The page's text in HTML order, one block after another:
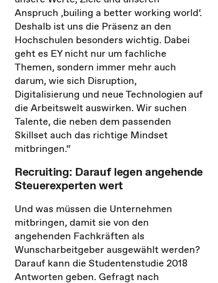
Anspruch ‚builing a better working world‘.
Deshalb ist uns die Präsenz an den
Hochschulen besonders wichtig. Dabei
geht es EY nicht nur um fachliche
Themen, sondern immer mehr auch
darum, wie sich Disruption,
Digitalisierung und neue Technologien auf
die Arbeitswelt auswirken. Wir suchen
Talente, die neben dem passenden
Skillset auch das richtige Mindset
mitbringen.“
Recruiting: Darauf legen angehende
Steuerexperten wert
Und was müssen die Unternehmen
mitbringen, damit sie von den
angehenden Fachkräften als
Wunscharbeitgeber ausgewählt werden?
Darauf kann die Studentenstudie 2018
Antworten geben. Gefragt nach